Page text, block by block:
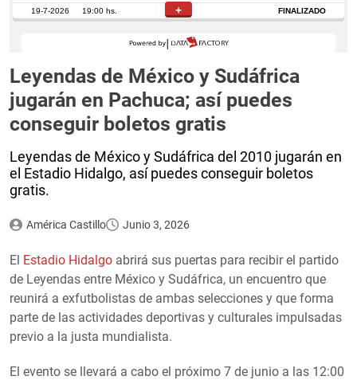
Leyendas de México y Sudáfrica
jugarán en Pachuca; así puedes
conseguir boletos gratis
Leyendas de México y Sudáfrica del 2010 jugarán en
el Estadio Hidalgo, así puedes conseguir boletos
gratis.
América Castillo Junio 3, 2026
El Estadio Hidalgo abrirá sus puertas para recibir el partido
de Leyendas entre México y Sudáfrica, un encuentro que
reunirá a exfutbolistas de ambas selecciones y que forma
parte de las actividades deportivas y culturales impulsadas
previo a la justa mundialista.
El evento se llevará a cabo el próximo 7 de junio a las 12:00